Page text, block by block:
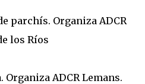
parchís. Organiza ADCR
los Ríos
Organiza ADCR Lemans.